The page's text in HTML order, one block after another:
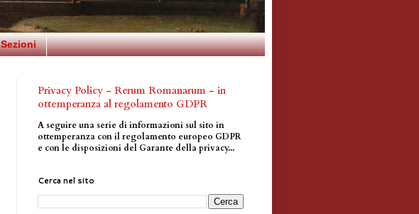
Sezioni
Privacy Policy - Rerum Romanarum - in
ottemperanza al regolamento GDPR
A seguire una serie di informazioni sul sito in
ottemperanza con il regolamento europeo GDPR
e con le disposizioni del Garante della privacy...
Cerca nel sito